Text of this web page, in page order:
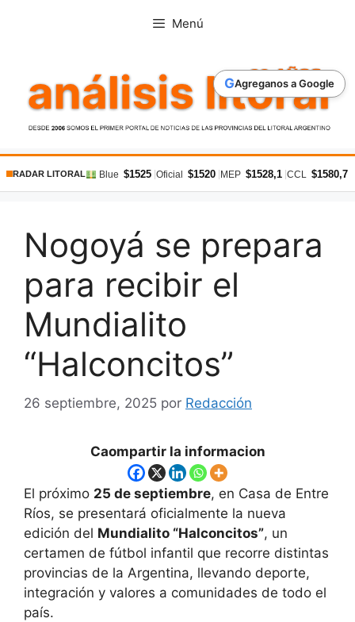
GAgreganos a Google
Menú
RADAR LITORAL Blue $1525 Oficial $1520 MEP $1528,1 CCL $1580,7
Nogoyá se prepara
para recibir el
Mundialito
“Halconcitos”
26 septiembre, 2025 por Redacción
Caompartir la informacion
El próximo 25 de septiembre, en Casa de Entre
Ríos, se presentará oficialmente la nueva
edición del Mundialito “Halconcitos”, un
certamen de fútbol infantil que recorre distintas
provincias de la Argentina, llevando deporte,
integración y valores a comunidades de todo el
país.